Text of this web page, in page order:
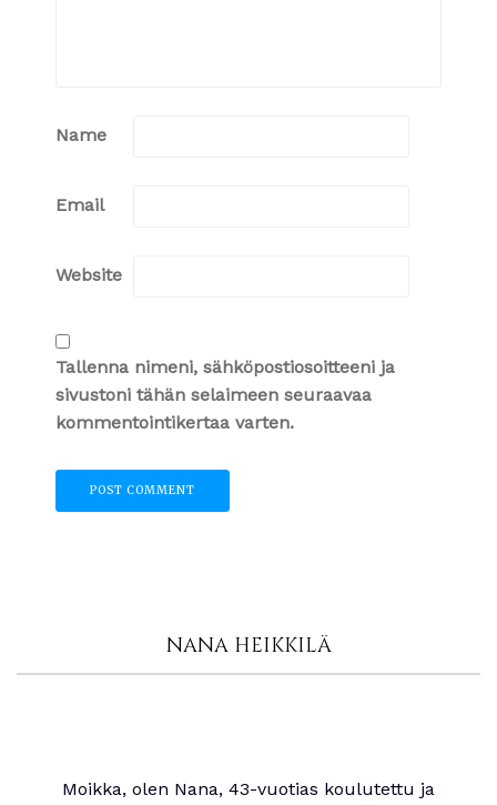
Name
Email
Website
Tallenna nimeni, sähköpostiosoitteeni ja
sivustoni tähän selaimeen seuraavaa
kommentointikertaa varten.
NANA HEIKKILÄ
Moikka, olen Nana, 43-vuotias koulutettu ja